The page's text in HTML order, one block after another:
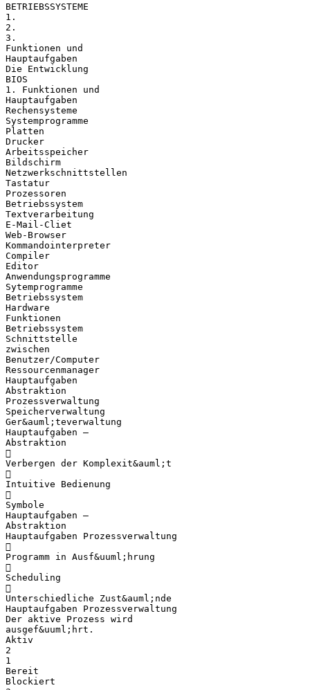
BETRIEBSSYSTEME
1.
2.
3.
Funktionen und
Hauptaufgaben
Die Entwicklung
BIOS
1. Funktionen und
Hauptaufgaben
Rechensysteme
Systemprogramme
Platten
Drucker
Arbeitsspeicher
Bildschirm
Netzwerkschnittstellen
Tastatur
Prozessoren
Betriebssystem
Textverarbeitung
E-Mail-Cliet
Web-Browser
Kommandointerpreter
Compiler
Editor
Anwendungsprogramme
Sytemprogramme
Betriebssystem
Hardware
Funktionen
Betriebssystem
Schnittstelle
zwischen
Benutzer/Computer
Ressourcenmanager
Hauptaufgaben
Abstraktion
Prozessverwaltung
Speicherverwaltung
Ger&auml;teverwaltung
Hauptaufgaben –
Abstraktion

Verbergen der Komplexit&auml;t

Intuitive Bedienung

Symbole
Hauptaufgaben –
Abstraktion
Hauptaufgaben Prozessverwaltung

Programm in Ausf&uuml;hrung

Scheduling

Unterschiedliche Zust&auml;nde
Hauptaufgaben Prozessverwaltung
Der aktive Prozess wird
ausgef&uuml;hrt.
Aktiv
2
1
Bereit
Blockiert